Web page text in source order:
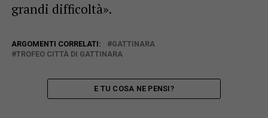
grandi difficoltà».
ARGOMENTI CORRELATI:
GATTINARA
TROFEO CITTÀ DI GATTINARA
E TU COSA NE PENSI?